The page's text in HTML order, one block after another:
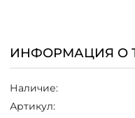
+7 (800) 511-35-10
ИНФОРМАЦИЯ О
Наличие:
Артикул: